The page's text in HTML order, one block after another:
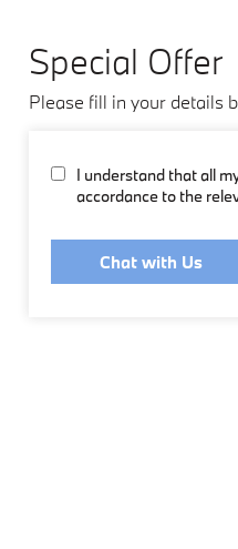
Special Offer
Please fill in your details
I understand that all
accordance to the
Chat with Us